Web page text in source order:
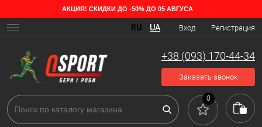
АКЦИЯ! СКИДКИ ДО -50% ДО 05 АВГУСА
Вход Регистрация
RU UA
+38 (093) 170-44-34
Заказать звонок
0